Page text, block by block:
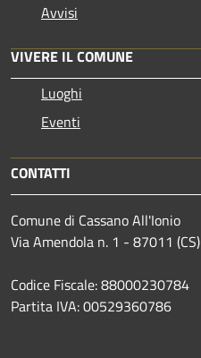
Avvisi
VIVERE IL COMUNE
Luoghi
Eventi
CONTATTI
Comune di Cassano All'Ionio
Via Amendola n. 1 - 87011 (CS)
Codice Fiscale: 88000230784
Partita IVA: 00529360786